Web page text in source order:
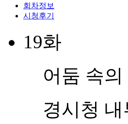
회차정보
시청후기
19화
어둠 속의
경시청